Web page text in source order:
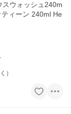
ウォッシュ240m
ィーン 240ml He
）